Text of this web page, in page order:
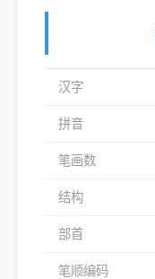
汉字
拼音
笔画数
结构
部首
笔顺编码